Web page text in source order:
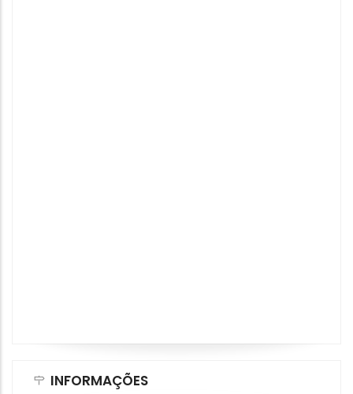
INFORMAÇÕES